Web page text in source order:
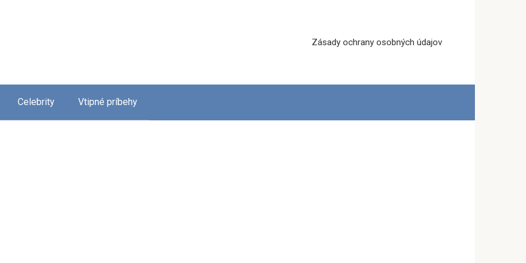
Zásady ochrany osobných údajov
Celebrity Vtipné príbehy